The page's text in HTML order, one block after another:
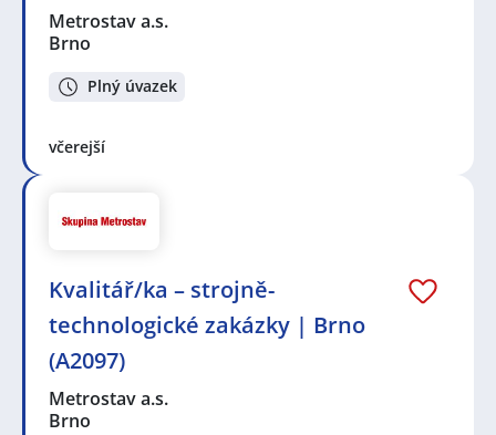
Metrostav a.s.
Brno
Plný úvazek
včerejší
Kvalitář/ka – strojně-
technologické zakázky | Brno
(A2097)
Metrostav a.s.
Brno